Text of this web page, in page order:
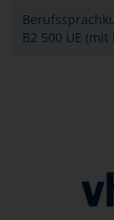
B2 500 UE